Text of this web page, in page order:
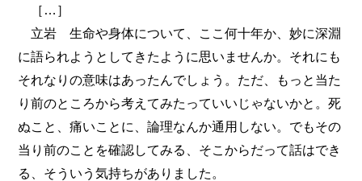
［…］
立岩 生命や身体について、ここ何十年か、妙に深淵
に語られようとしてきたように思いませんか。それにも
それなりの意味はあったんでしょう。ただ、もっと当た
り前のところから考えてみたっていいじゃないかと。死
ぬこと、痛いことに、論理なんか通用しない。でもその
当り前のことを確認してみる、そこからだって話はでき
る、そういう気持ちがありました。